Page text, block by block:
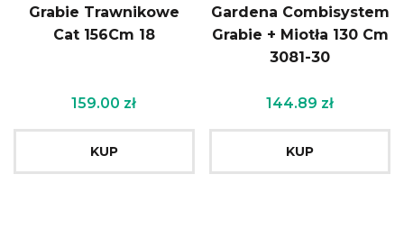
Grabie Trawnikowe
Cat 156Cm 18
159.00 zł
KUP
Gardena Combisystem
Grabie + Miotła 130 Cm
3081-30
144.89 zł
KUP